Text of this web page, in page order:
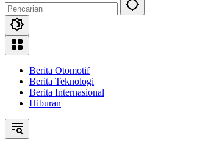
Berita Otomotif
Berita Teknologi
Berita Internasional
Hiburan